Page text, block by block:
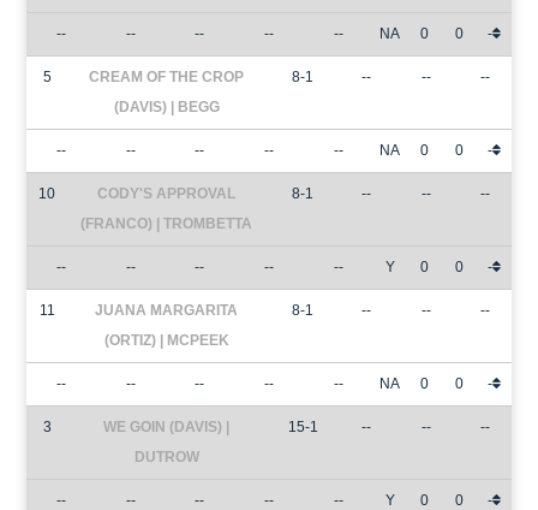
-- -- -- -- -- NA 0 0 -
5
CREAM OF THE CROP
(DAVIS) | BEGG
8-1 -- -- --
-- -- -- -- -- NA 0 0 -
10
CODY'S APPROVAL
(FRANCO) | TROMBETTA
8-1 -- -- --
-- -- -- -- -- Y 0 0 -
11
JUANA MARGARITA
(ORTIZ) | MCPEEK
8-1 -- -- --
-- -- -- -- -- NA 0 0 -
3
WE GOIN (DAVIS) |
DUTROW
15-1 -- -- --
-- -- -- -- -- Y 0 0 -